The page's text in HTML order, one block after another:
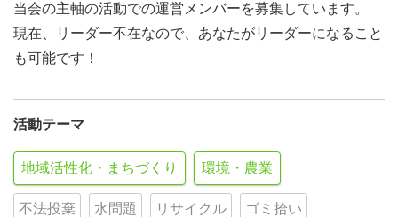
当会の主軸の活動での運営メンバーを募集しています。
現在、リーダー不在なので、あなたがリーダーになること
も可能です！
活動テーマ
地域活性化・まちづくり 環境・農業
不法投棄 水問題 リサイクル ゴミ拾い